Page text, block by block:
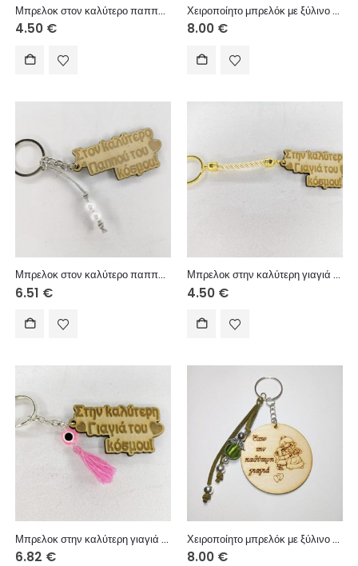
Μπρελοκ στον καλύτερο παππού του κόσμου τρίκλωνο
4.50 €
Χειροποίητο μπρελόκ με ξύλινο στοιχείο, σουέτ κορδόνι και ακρυλική χάντρα.
8.00 €
Μπρελοκ στον καλύτερο παππού του κόσμου γκρί κορδόνι
6.51 €
Μπρελοκ στην καλύτερη γιαγιά τρίκλωνο
4.50 €
Μπρελοκ στην καλύτερη γιαγιά φούντα μάτι
6.82 €
Χειροποίητο μπρελόκ με ξύλινο στοιχείο, σουέτ κορδόνι, μεταλλικά στοιχεία και ακρυλική χάντρα.
8.00 €